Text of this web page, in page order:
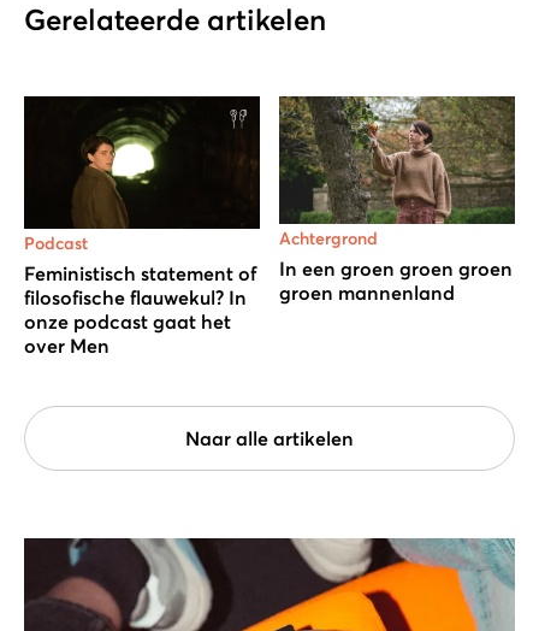
Gerelateerde artikelen
Podcast
Feministisch statement of
filosofische flauwekul? In
onze podcast gaat het
over Men
Achtergrond
In een groen groen groen
groen mannenland
Naar alle artikelen